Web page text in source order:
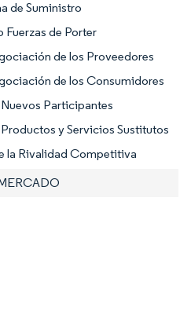
de Suministro
Fuerzas de Porter
de los Proveedores
de los Consumidores
Participantes
y Servicios Sustitutos
la Rivalidad Competitiva